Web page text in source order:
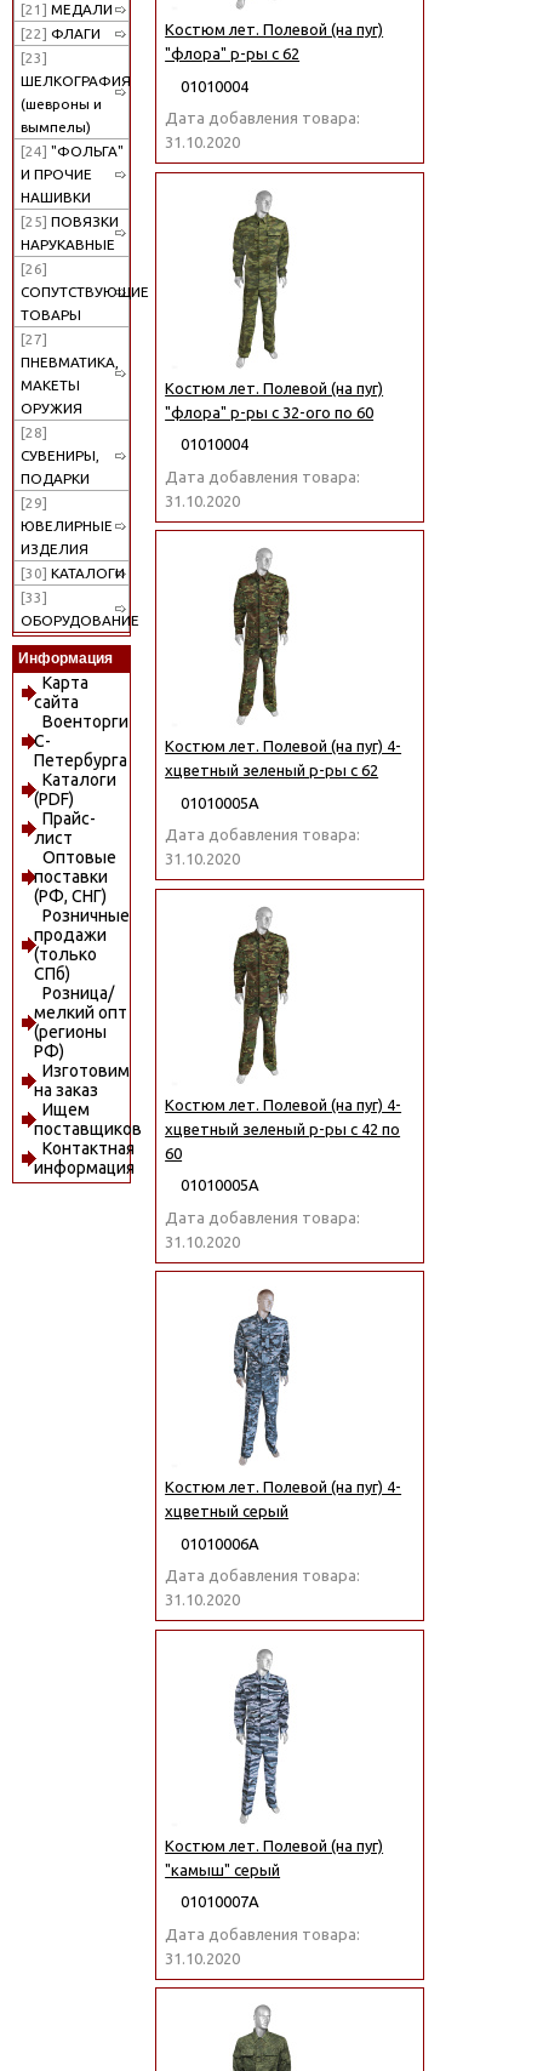
[21] МЕДАЛИ
[22] ФЛАГИ
[23]
ШЕЛКОГРАФИЯ
(шевроны и
вымпелы)
[24] "ФОЛЬГА"
И ПРОЧИЕ
НАШИВКИ
[25] ПОВЯЗКИ
НАРУКАВНЫЕ
[26]
СОПУТСТВУЮЩИЕ
ТОВАРЫ
[27]
ПНЕВМАТИКА,
МАКЕТЫ
ОРУЖИЯ
[28]
СУВЕНИРЫ,
ПОДАРКИ
[29]
ЮВЕЛИРНЫЕ
ИЗДЕЛИЯ
[30] КАТАЛОГИ
[33]
ОБОРУДОВАНИЕ
Информация
Карта
сайта
Военторги
С-
Петербурга
Каталоги
(PDF)
Прайс-
лист
Оптовые
поставки
(РФ, СНГ)
Розничные
продажи
(только
СПб)
Розница/
мелкий опт
(регионы
РФ)
Изготовим
на заказ
Ищем
поставщиков
Контактная
информация
Костюм лет. Полевой (на пуг)
"флора" р-ры с 62
01010004
Дата добавления товара:
31.10.2020
Костюм лет. Полевой (на пуг)
"флора" р-ры с 32-ого по 60
01010004
Дата добавления товара:
31.10.2020
Костюм лет. Полевой (на пуг) 4-
хцветный зеленый р-ры с 62
01010005А
Дата добавления товара:
31.10.2020
Костюм лет. Полевой (на пуг) 4-
хцветный зеленый р-ры с 42 по
60
01010005А
Дата добавления товара:
31.10.2020
Костюм лет. Полевой (на пуг) 4-
хцветный серый
01010006А
Дата добавления товара:
31.10.2020
Костюм лет. Полевой (на пуг)
"камыш" серый
01010007А
Дата добавления товара:
31.10.2020